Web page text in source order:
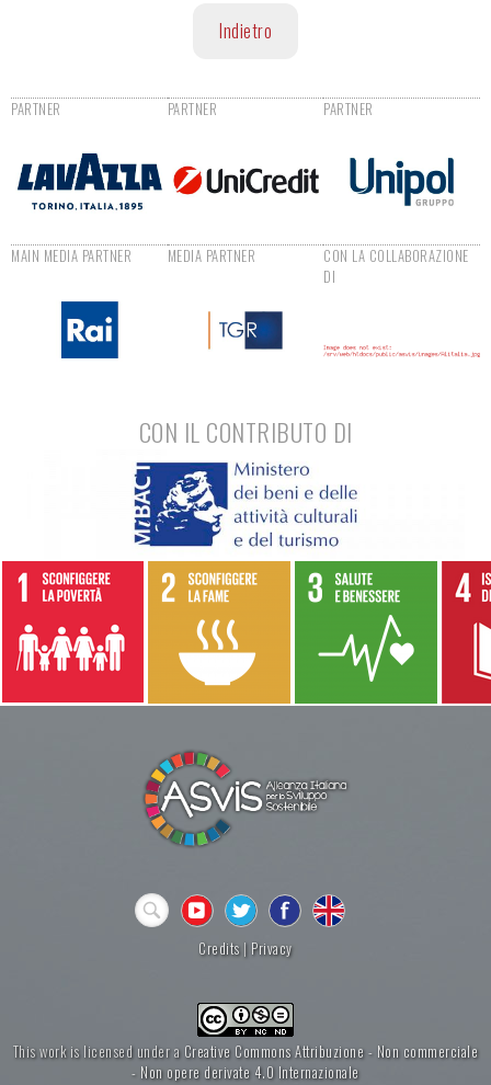
Indietro
CON IL CONTRIBUTO DI
Credits| Privacy
This work is licensed under a Creative Commons Attribuzione - Non commerciale
- Non opere derivate 4.0 Internazionale